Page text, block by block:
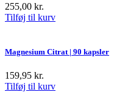
255,00 kr.
Tilføj til kurv
Magnesium Citrat | 90 kapsler
159,95 kr.
Tilføj til kurv